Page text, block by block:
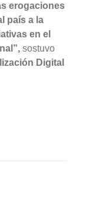
erogaciones
país a la
en el
sostuvo
Digital